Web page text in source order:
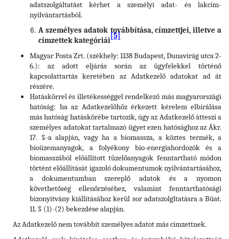
adatszolgáltatást kérhet a személyi adat- és lakcím-
nyilvántartásból.
A személyes adatok továbbítása, címzettjei, illetve a
címzettek kategóriái
[5]
Magyar Posta Zrt. (székhely: 1138 Budapest, Dunavirág utca 2-
6.): az adott eljárás során az ügyfelekkel történő
kapcsolattartás keretében az Adatkezelő adatokat ad át
részére.
Hatáskörrel és illetékességgel rendelkező más magyarországi
hatóság: ha az Adatkezelőhöz érkezett kérelem elbírálása
más hatóság hatáskörébe tartozik, úgy az Adatkezelő átteszi a
személyes adatokat tartalmazó ügyet ezen hatósághoz az Ákr.
17. §-a alapján, vagy ha a biomassza, a köztes termék, a
bioüzemanyagok, a folyékony bio-energiahordozók és a
biomasszából előállított tüzelőanyagok fenntartható módon
történt előállítását igazoló dokumentumok nyilvántartásához,
a dokumentumban szereplő adatok és a nyomon
követhetőség ellenőrzéséhez, valamint fenntarthatósági
bizonyítvány kiállításához kerül sor adatszolgltatásra a Büat.
11. § (1)-(2) bekezdése alapján.
Az Adatkezelő nem továbbít személyes adatot más címzettnek.